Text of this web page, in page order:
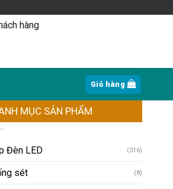
hàng
Giỏ hàng
MỤC SẢN PHẨM
Đèn LED (316)
sét (8)